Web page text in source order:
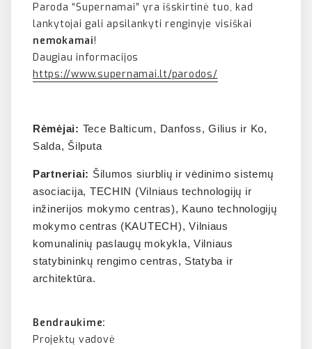
Paroda “Supernamai” yra išskirtinė tuo, kad
lankytojai gali apsilankyti renginyje visiškai
nemokamai!
Daugiau informacijos
https://www.supernamai.lt/parodos/
Rėmėjai: Tece Balticum, Danfoss, Gilius ir Ko,
Salda, Šilputa
Partneriai: Šilumos siurblių ir vėdinimo sistemų
asociacija, TECHIN (Vilniaus technologijų ir
inžinerijos mokymo centras), Kauno technologijų
mokymo centras (KAUTECH), Vilniaus
komunalinių paslaugų mokykla, Vilniaus
statybininkų rengimo centras, Statyba ir
architektūra.
Bendraukime:
Projektų vadovė